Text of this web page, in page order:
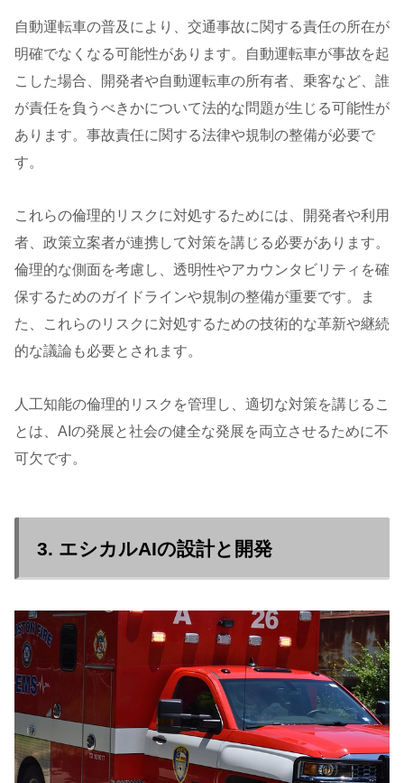
自動運転車の普及により、交通事故に関する責任の所在が
明確でなくなる可能性があります。自動運転車が事故を起
こした場合、開発者や自動運転車の所有者、乗客など、誰
が責任を負うべきかについて法的な問題が生じる可能性が
あります。事故責任に関する法律や規制の整備が必要で
す。
これらの倫理的リスクに対処するためには、開発者や利用
者、政策立案者が連携して対策を講じる必要があります。
倫理的な側面を考慮し、透明性やアカウンタビリティを確
保するためのガイドラインや規制の整備が重要です。ま
た、これらのリスクに対処するための技術的な革新や継続
的な議論も必要とされます。
人工知能の倫理的リスクを管理し、適切な対策を講じるこ
とは、AIの発展と社会の健全な発展を両立させるために不
可欠です。
3. エシカルAIの設計と開発